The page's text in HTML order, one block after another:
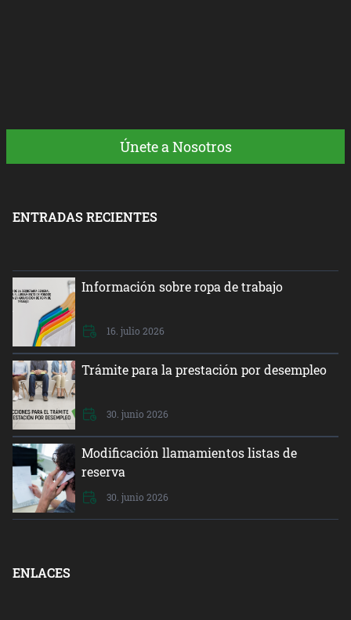
Únete a Nosotros
ENTRADAS RECIENTES
Información sobre ropa de trabajo
16. julio 2026
Trámite para la prestación por desempleo
30. junio 2026
Modificación llamamientos listas de
reserva
30. junio 2026
ENLACES